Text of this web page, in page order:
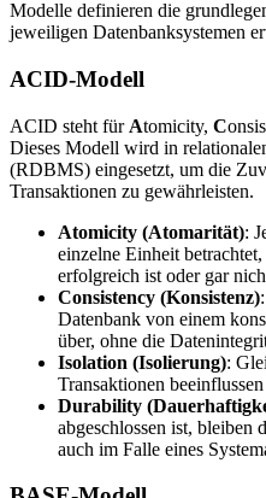
Modelle definieren die
jeweiligen Datenbanksystemen
ACID-Modell
ACID steht für Atomicity, C
Dieses Modell wird in
(RDBMS) eingesetzt, um die
Transaktionen zu gewährleisten.
Atomicity (Atomarität):
einzelne Einheit
erfolgreich ist oder gar
Consistency (Konsistenz)
Datenbank von einem
über, ohne die
Isolation (Isolierung):
Transaktionen
Durability
abgeschlossen ist, bleiben
auch im Falle eines